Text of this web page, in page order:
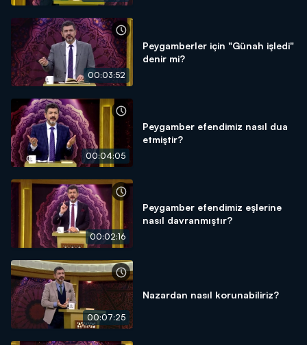
00:03:52
Peygamberler için "Günah işledi"
denir mi?
00:04:05
Peygamber efendimiz nasıl dua
etmiştir?
00:02:16
Peygamber efendimiz eşlerine
nasıl davranmıştır?
00:07:25
Nazardan nasıl korunabiliriz?